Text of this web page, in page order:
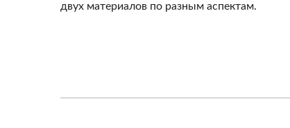
двух материалов по разным аспектам.